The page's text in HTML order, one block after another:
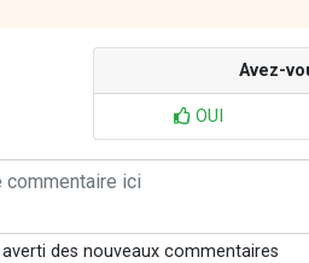
Avez-
OUI
des nouveaux commentaires